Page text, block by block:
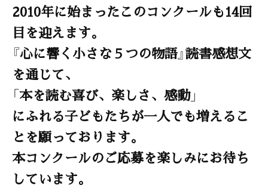
2010年に始まったこのコンクールも14回
目を迎えます。
『心に響く小さな５つの物語』読書感想文
を通じて、
「本を読む喜び、楽しさ、感動」
にふれる子どもたちが一人でも増えるこ
とを願っております。
本コンクールのご応募を楽しみにお待ち
しています。